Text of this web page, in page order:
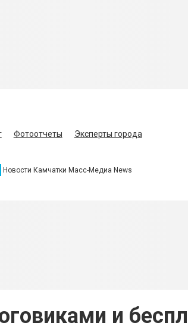
Фотоотчеты
Эксперты города
Новости Камчатки Масс-Медиа News
и